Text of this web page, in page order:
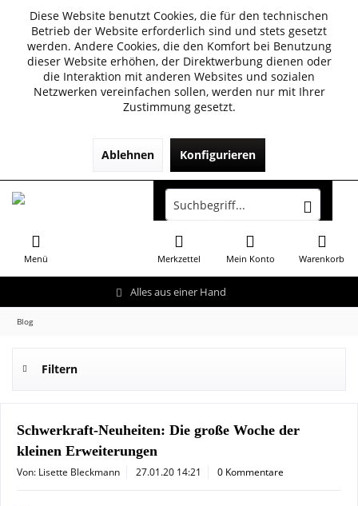
Diese Website benutzt Cookies, die für den technischen
Betrieb der Website erforderlich sind und stets gesetzt
werden. Andere Cookies, die den Komfort bei Benutzung
dieser Website erhöhen, der Direktwerbung dienen oder
die Interaktion mit anderen Websites und sozialen
Netzwerken vereinfachen sollen, werden nur mit Ihrer
Zustimmung gesetzt.
Ablehnen Konfigurieren
Alles aus einer Hand
Menü Warenkorb
Merkzettel Mein Konto
Blog
Filtern
Schwerkraft-Neuheiten: Die große Woche der
kleinen Erweiterungen
Von: Lisette Bleckmann 27.01.20 14:21 0 Kommentare